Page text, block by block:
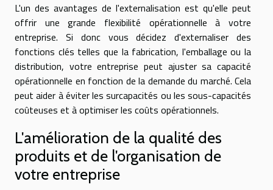
L'un des avantages de l'externalisation est qu'elle peut
offrir une grande flexibilité opérationnelle à votre
entreprise. Si donc vous décidez d'externaliser des
fonctions clés telles que la fabrication, l'emballage ou la
distribution, votre entreprise peut ajuster sa capacité
opérationnelle en fonction de la demande du marché. Cela
peut aider à éviter les surcapacités ou les sous-capacités
coûteuses et à optimiser les coûts opérationnels.
L'amélioration de la qualité des
produits et de l'organisation de
votre entreprise